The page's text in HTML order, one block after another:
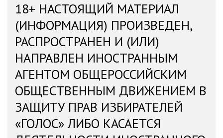
18+ НАСТОЯЩИЙ МАТЕРИАЛ
(ИНФОРМАЦИЯ) ПРОИЗВЕДЕН,
РАСПРОСТРАНЕН И (ИЛИ)
НАПРАВЛЕН ИНОСТРАННЫМ
АГЕНТОМ ОБЩЕРОССИЙСКИМ
ОБЩЕСТВЕННЫМ ДВИЖЕНИЕМ В
ЗАЩИТУ ПРАВ ИЗБИРАТЕЛЕЙ
«ГОЛОС» ЛИБО КАСАЕТСЯ